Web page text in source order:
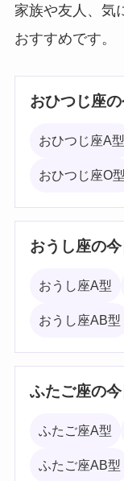
家族や友人、気
おすすめです。
おひつじ座
おひつじ座A型
おひつじ座O型
おうし座の
おうし座A型
おうし座AB型
ふたご座の
ふたご座A型
ふたご座AB型